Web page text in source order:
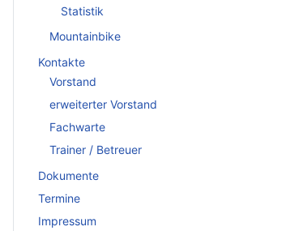
Statistik
Mountainbike
Kontakte
Vorstand
erweiterter Vorstand
Fachwarte
Trainer / Betreuer
Dokumente
Termine
Impressum